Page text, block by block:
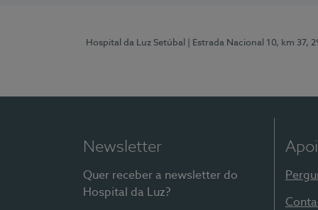
Hospital da Luz Setúbal | Estrada Nacional 10, km 37,
Newsletter
Quer receber a newsletter do
Hospital da Luz?